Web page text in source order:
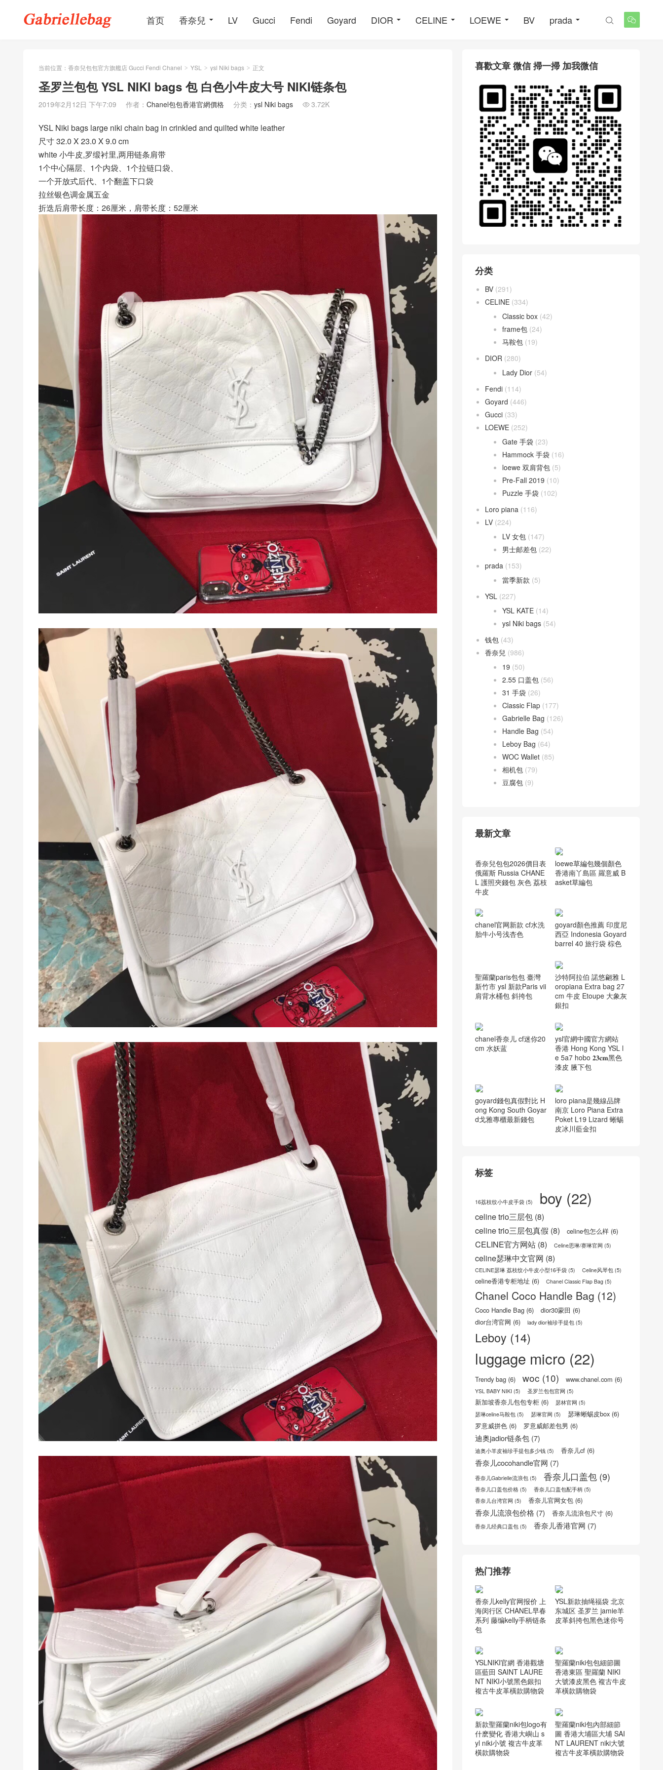
首页 香奈兒 LV Gucci Fendi Goyard DIOR CELINE LOEWE BV prada 

当前位置： 香奈兒包包官方旗艦店 Gucci Fendi Chanel > YSL > ysl Niki bags > 正文
圣罗兰包包 YSL NIKI bags 包 白色小牛皮大号 NIKI链条包
2019年2月12日 下午7:09 作者： Chanel包包香港官網價格 分类： ysl Niki bags  3.72K
YSL Niki bags large niki chain bag in crinkled and quilted white leather
尺寸 32.0 X 23.0 X 9.0 cm
white 小牛皮,罗缎衬里,两用链条肩带
1个中心隔层、1个内袋、1个拉链口袋、
一个开放式后代、1个翻盖下口袋
拉丝银色调金属五金
折迭后肩带长度：26厘米，肩带长度：52厘米
喜歡文章 微信 掃一掃 加我微信
分类
BV (291)
CELINE (334)
Classic box (42)
frame包 (24)
马鞍包 (19)
DIOR (280)
Lady Dior (54)
Fendi (114)
Goyard (446)
Gucci (33)
LOEWE (252)
Gate 手袋 (23)
Hammock 手袋 (16)
loewe 双肩背包 (5)
Pre-Fall 2019 (10)
Puzzle 手袋 (102)
Loro piana (116)
LV (224)
LV 女包 (147)
男士邮差包 (22)
prada (153)
當季新款 (5)
YSL (227)
YSL KATE (14)
ysl Niki bags (54)
钱包 (43)
香奈兒 (986)
19 (50)
2.55 口盖包 (56)
31 手袋 (26)
Classic Flap (177)
Gabrielle Bag (126)
Handle Bag (54)
Leboy Bag (64)
WOC Wallet (85)
相机包 (79)
豆腐包 (9)
最新文章
俄羅斯 Russia CHANE
L 護照夾錢包 灰色 荔枝
牛皮
loewe草編包幾個顏色
香港南丫島區 羅意威 B
asket草編包
chanel官网新款 cf水洗
胎牛小号浅杏色
goyard顏色推薦 印度尼
西亞 Indonesia Goyard
barrel 40 旅行袋 棕色
oropiana Extra bag 27
cm 牛皮 Etoupe 大象灰
銀扣
chanel香奈儿 cf迷你20
cm 水妖蓝
ysl官網中國官方網站
香港 Hong Kong YSL l
e 5a7 hobo 𝟐𝟑𝐜𝐦黑色
goyard錢包真假對比 H
ong Kong South Goyar
d戈雅專櫃最新錢包
Poket L19 Lizard 蜥蜴
皮冰川藍金扣
标签
16荔枝纹小牛皮手袋 boy (22)
celine trio三层包
celine trio三层包真假(8) celine包怎么样(6)
CELINE官方网站(8)
celine瑟琳中文官网(8)
CELINE瑟琳 荔枝纹小牛皮小型16手袋(5)
celine香港专柜地址
Chanel Coco Handle Bag
Coco Handle Bag(6) dior30蒙田
dior台湾官网 (6) lady dior袖珍手提包(5)
Leboy(14)
luggage micro(22)
Trendy bag(6) woc(10) www.chanel.com
瑟琳celine马鞍包
罗意威拼色(6)
迪奥jadior链条包
迪奥小羊皮袖珍手提包多少钱(5) 香奈儿cf(6)
香奈儿cocohandle官网 (7)
香奈儿Gabrielle流浪包
香奈儿台湾官网
香奈儿官网女包
香奈儿流浪包价格(7) 香奈儿流浪包尺寸(6)
香奈儿经典口盖包(5) 香奈儿香港官网(7)
热门推荐
香奈儿kelly官网报价 上
YSL新款抽绳福袋 北京